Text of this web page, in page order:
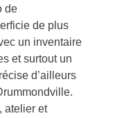
de
de plus
un inventaire
et surtout un
d’ailleurs
atelier et